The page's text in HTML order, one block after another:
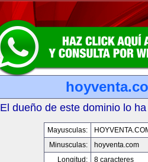
El dueño de este dominio lo
Mayusculas:
Minusculas:
hoyventa.com
Longitud:
8 caracteres